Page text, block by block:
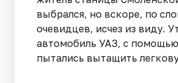
выбрался, но вскоре, по
очевидцев, исчез из виду.
автомобиль УАЗ, с
пытались вытащить